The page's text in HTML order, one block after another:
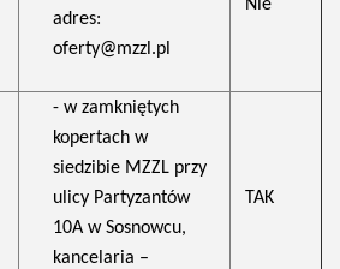
adres:
oferty@mzzl.pl
Nie
- w zamkniętych
kopertach w
siedzibie MZZL przy
ulicy Partyzantów
10A w Sosnowcu,
kancelaria –
TAK